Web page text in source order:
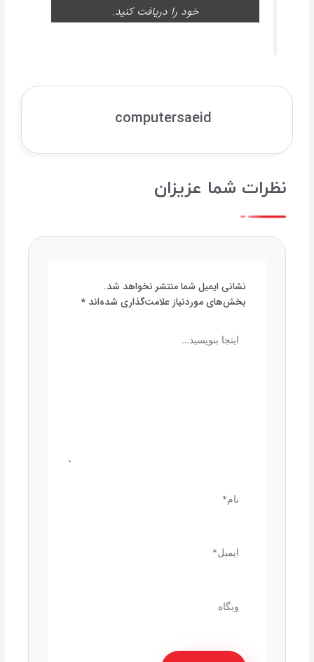
خود را دریافت کنید.
computersaeid
نظرات شما عزیزان
نشانی ایمیل شما منتشر نخواهد شد.
بخش‌های موردنیاز علامت‌گذاری شده‌اند*
بنویسید…
ایمیل*
وبگاه